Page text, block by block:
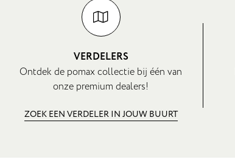
VERDELERS
Ontdek de pomax collectie bij één van
onze premium dealers!
ZOEK EEN VERDELER IN JOUW BUURT